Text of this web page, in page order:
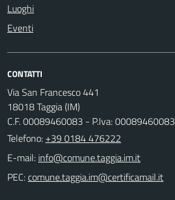
Luoghi
Eventi
CONTATTI
Via San Francesco 441
18018 Taggia (IM)
C.F. 00089460083 - P.Iva: 00089460083
Telefono: +39 0184 476222
E-mail:
PEC: